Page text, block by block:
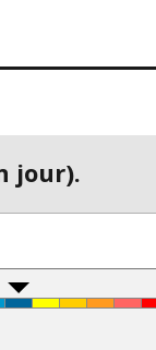
jour).